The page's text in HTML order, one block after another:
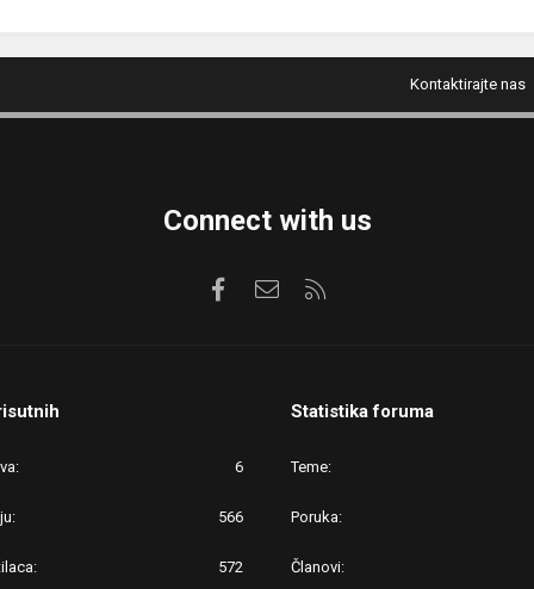
Kontaktirajte nas
Connect with us
FacebookKontaktirajte nas
6
566
572
Statistika foruma
Teme
Poruka
Članovi